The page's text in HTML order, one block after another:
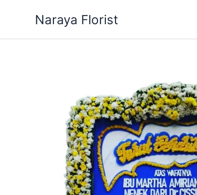
Naraya Florist